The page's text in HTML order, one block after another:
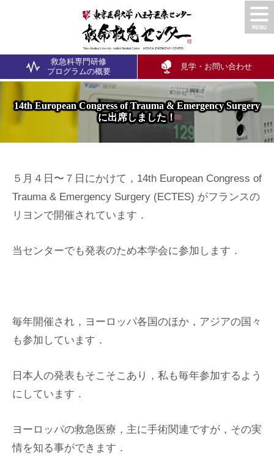
救急科専門研修
プログラムの概要
見学・お問い合わせ
14th European Congress of Trauma & Emergency Surgery
に出席しました！
５月４日〜７日にかけて，14th European Congress of
Trauma & Emergency Surgery (ECTES) がフランスの
リヨンで開催されています．
当センターでも発表のため本学会に参加します．
毎年開催され，ヨーロッパ各国のほか，アジアの国々
も参加しています．
日本人の発表もそこそこあり，私も毎年参加するよう
にしています．
ヨーロッパの救急医療，主に手術関連ですが，その実
情を知る事ができます．